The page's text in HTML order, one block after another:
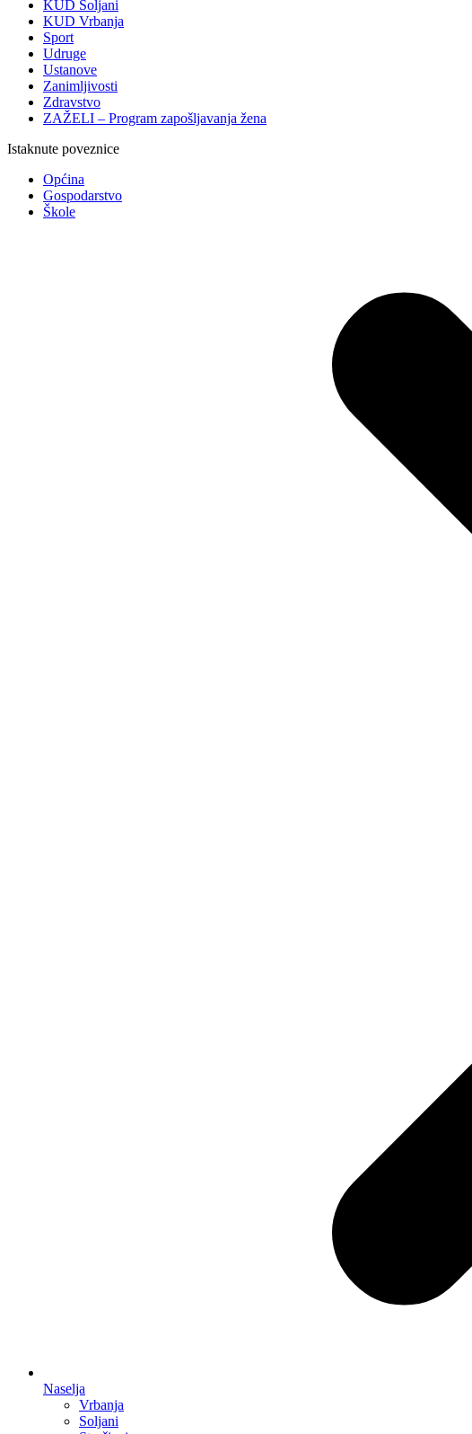
KUD Soljani
KUD Vrbanja
Sport
Udruge
Ustanove
Zanimljivosti
Zdravstvo
ZAŽELI – Program zapošljavanja žena
Istaknute poveznice
Općina
Gospodarstvo
Škole
Naselja
Vrbanja
Soljani